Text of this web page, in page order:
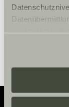
ein erhöhtes
zustehen.
eigene Zwecke